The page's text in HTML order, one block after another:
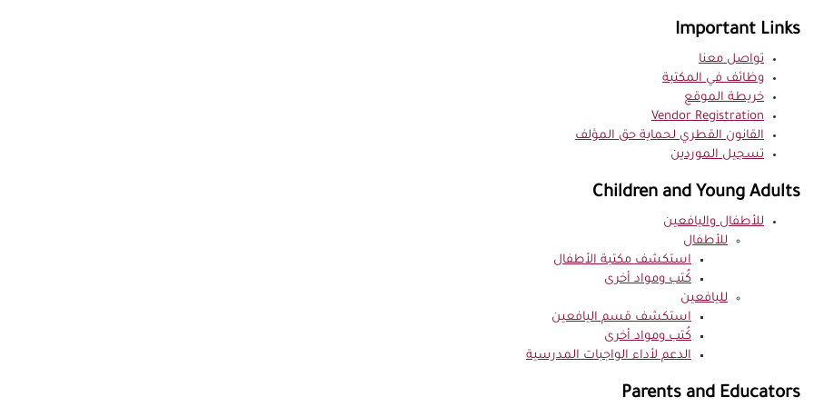
Important Links
تواصل معنا
وظائف في المكتبة
خريطة الموقع
Vendor Registration
القانون القطري لحماية حق المؤلف
تسجيل الموردين
Children and Young Adults
للأطفال واليافعين
للأطفال
استكشف مكتبة الأطفال
كُتب ومواد أخرى
لليافعين
استكشف قسم اليافعين
كُتب ومواد أخرى
الدعم لأداء الواجبات المدرسية
Parents and Educators